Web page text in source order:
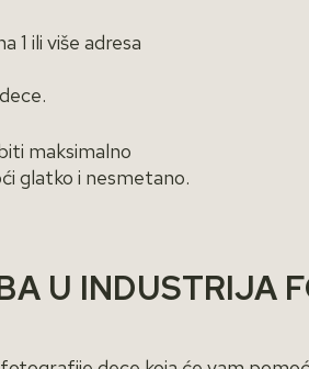
1 ili više adresa
maksimalno
glatko i nesmetano.
U INDUSTRIJA